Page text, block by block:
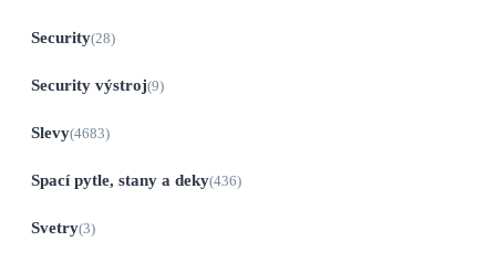
Security(28)
Security výstroj(9)
Slevy(4683)
Spací pytle, stany a deky(436)
Svetry(3)